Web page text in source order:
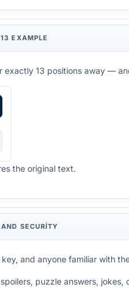
EXAMPLE
13 positions away —
the original text.
SECURITY
and anyone familiar with
puzzle answers,